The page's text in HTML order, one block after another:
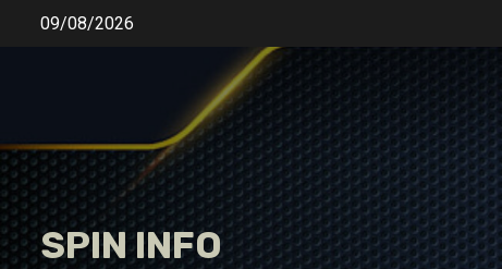
09/08/2026
SPIN INFO